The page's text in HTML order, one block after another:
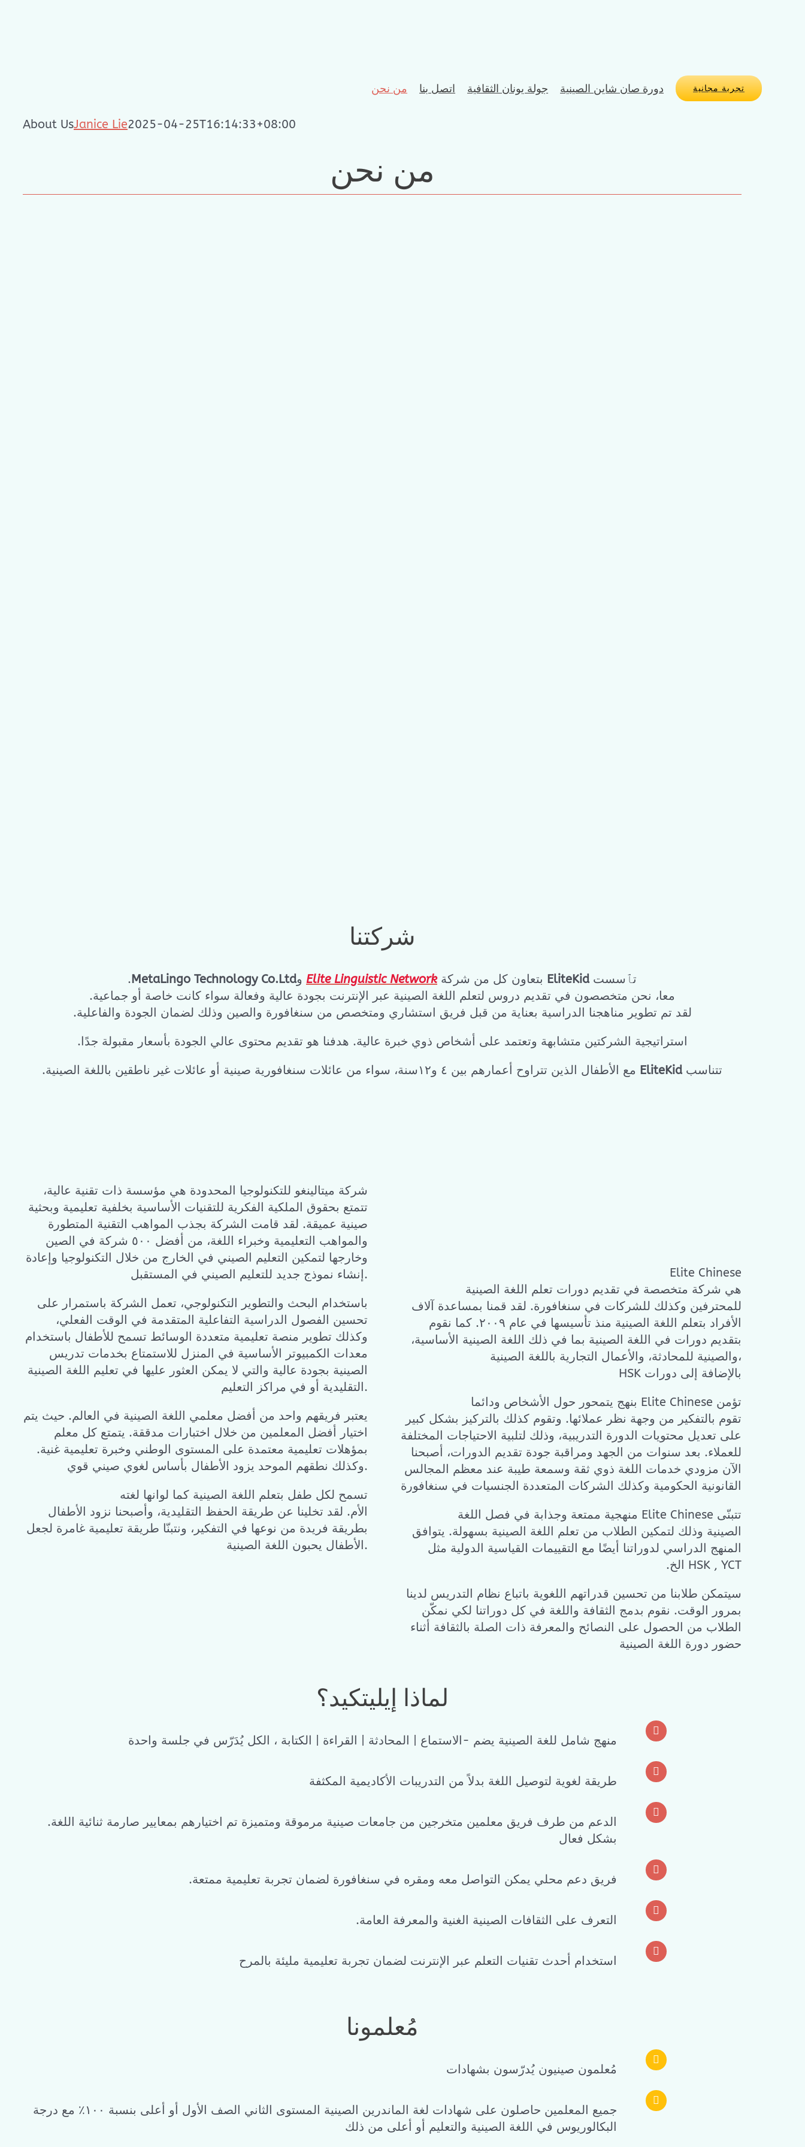
من نحن اتصل بنا جولة يونان الثقافية دورة صان شاين الصينية تجربة مجانية
About UsJanice Lie2025-04-25T16:14:33+08:00
من نحن
شركتنا
تٱسستEliteKid بتعاون كل من شركةElite Linguistic Network وMetaLingo Technology Co.Ltd
.
معا، نحن متخصصون في تقديم دروس لتعلم اللغة الصينية عبر الإنترنت بجودة عالية وفعالة سواء كانت خاصة أو جماعية.
لقد تم تطوير مناهجنا الدراسية بعناية من قبل فريق استشاري ومتخصص من سنغافورة والصين وذلك لضمان الجودة والفاعلية.
استراتيجية الشركتين متشابهة وتعتمد على أشخاص ذوي خبرة عالية. هدفنا هو تقديم محتوى عالي الجودة بأسعار مقبولة جدًا.
تتناسبEliteKid مع الأطفال الذين تتراوح أعمارهم بين ٤ و١٢سنة، سواء من عائلات سنغافورية صينية أو عائلات غير ناطقين باللغة الصينية.
شركة ميتالينغو للتكنولوجيا المحدودة هي مؤسسة ذات تقنية عالية،
تتمتع بحقوق الملكية الفكرية للتقنيات الأساسية بخلفية تعليمية وبحثية
صينية عميقة. لقد قامت الشركة بجذب المواهب التقنية المتطورة
والمواهب التعليمية وخبراء اللغة، من أفضل ٥٠٠ شركة في الصين
وخارجها لتمكين التعليم الصيني في الخارج من خلال التكنولوجيا وإعادة
إنشاء نموذج جديد للتعليم الصيني في المستقبل.
باستخدام البحث والتطوير التكنولوجي، تعمل الشركة باستمرار على
تحسين الفصول الدراسية التفاعلية المتقدمة في الوقت الفعلي،
وكذلك تطوير منصة تعليمية متعددة الوسائط تسمح للأطفال باستخدام
معدات الكمبيوتر الأساسية في المنزل للاستمتاع بخدمات تدريس
الصينية بجودة عالية والتي لا يمكن العثور عليها في تعليم اللغة الصينية
التقليدية أو في مراكز التعليم.
يعتبر فريقهم واحد من أفضل معلمي اللغة الصينية في العالم. حيث يتم
اختيار أفضل المعلمين من خلال اختبارات مدققة. يتمتع كل معلم
بمؤهلات تعليمية معتمدة على المستوى الوطني وخبرة تعليمية غنية.
وكذلك نطقهم الموحد يزود الأطفال بأساس لغوي صيني قوي.
تسمح لكل طفل بتعلم اللغة الصينية كما لوانها لغته
الأم. لقد تخلينا عن طريقة الحفظ التقليدية، وأصبحنا نزود الأطفال
بطريقة فريدة من نوعها في التفكير، ونتبنّا طريقة تعليمية غامرة لجعل
الأطفال يحبون اللغة الصينية.
Elite Chinese
هي شركة متخصصة في تقديم دورات تعلم اللغة الصينية
للمحترفين وكذلك للشركات في سنغافورة. لقد قمنا بمساعدة آلاف
الأفراد بتعلم اللغة الصينية منذ تأسيسها في عام ٢٠٠٩. كما نقوم
بتقديم دورات في اللغة الصينية بما في ذلك اللغة الصينية الأساسية،
والصينية للمحادثة، والأعمال التجارية باللغة الصينية،
HSK بالإضافة إلى دورات
بنهج يتمحور حول الأشخاص ودائما Elite Chinese تؤمن
تقوم بالتفكير من وجهة نظر عملائها. وتقوم كذلك بالتركيز بشكل كبير
على تعديل محتويات الدورة التدريبية، وذلك لتلبية الاحتياجات المختلفة
للعملاء. بعد سنوات من الجهد ومراقبة جودة تقديم الدورات، أصبحنا
الآن مزودي خدمات اللغة ذوي ثقة وسمعة طيبة عند معظم المجالس
القانونية الحكومية وكذلك الشركات المتعددة الجنسيات في سنغافورة
منهجية ممتعة وجذابة في فصل اللغة Elite Chinese تتبنّى
الصينية وذلك لتمكين الطلاب من تعلم اللغة الصينية بسهولة. يتوافق
المنهج الدراسي لدوراتنا أيضًا مع التقييمات القياسية الدولية مثل
.الخ HSK , YCT
سيتمكن طلابنا من تحسين قدراتهم اللغوية باتباع نظام التدريس لدينا
بمرور الوقت. نقوم بدمج الثقافة واللغة في كل دوراتنا لكي نمكّن
الطلاب من الحصول على النصائح والمعرفة ذات الصلة بالثقافة أثناء
حضور دورة اللغة الصينية
لماذا إيليتكيد؟
منهج شامل للغة الصينية يضم -الاستماع | المحادثة | القراءة | الكتابة ، الكل يُدَرّس في جلسة واحدة
طريقة لغوية لتوصيل اللغة بدلاً من التدريبات الأكاديمية المكثفة
.الدعم من طرف فريق معلمين متخرجين من جامعات صينية مرموقة ومتميزة تم اختيارهم بمعايير صارمة ثنائية اللغة
بشكل فعال
.فريق دعم محلي يمكن التواصل معه ومقره في سنغافورة لضمان تجربة تعليمية ممتعة
.التعرف على الثقافات الصينية الغنية والمعرفة العامة
استخدام أحدث تقنيات التعلم عبر الإنترنت لضمان تجربة تعليمية مليئة بالمرح
مُعلمونا
مُعلمون صينيون يُدرّسون بشهادات
البكالوريوس في اللغة الصينية والتعليم أو أعلى من ذلك